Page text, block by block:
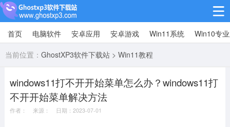
Win10专业版
Win10纯净版
Win11系统
win11下载64位 win11下载32位
首页 电脑软件 安卓应用 安卓游戏 Win11系统 Win10专
当前位置： GhostXP3软件下载站 > Win11教程
windows11打不开开始菜单怎么办？windows11打
不开开始菜单解决方法
作者： 来源： 日期：2023-07-01